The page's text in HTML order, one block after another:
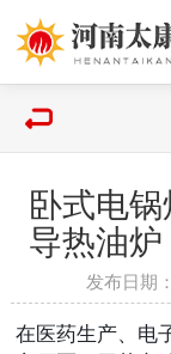
卧式电
导热油
发布日期
在医药生产、电